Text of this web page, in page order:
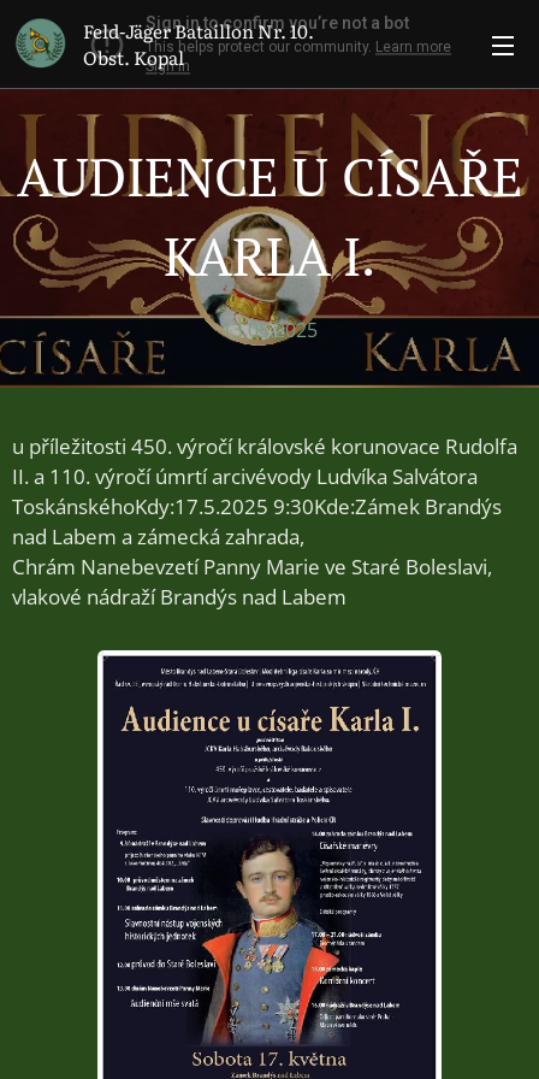
Feld-Jäger Bataillon Nr. 10.
Obst. Kopal
AUDIENCE U CÍSAŘE
KARLA I.
13.05.2025
u příležitosti 450. výročí královské korunovace Rudolfa
II. a 110. výročí úmrtí arcivévody Ludvíka Salvátora
ToskánskéhoKdy:17.5.2025 9:30Kde:Zámek Brandýs
nad Labem a zámecká zahrada,
Chrám Nanebevzetí Panny Marie ve Staré Boleslavi,
vlakové nádraží Brandýs nad Labem